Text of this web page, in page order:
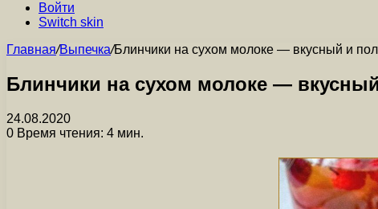
Войти
Switch skin
Главная/Выпечка/Блинчики на сухом молоке — вкусный и
Блинчики на сухом молоке —
24.08.2020
0 Время чтения: 4 мин.